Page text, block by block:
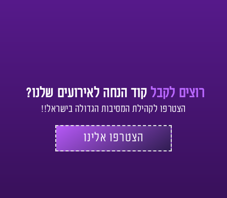
רוצים לקבל קוד הנחה לאירועים שלנו?
הצטרפו לקהילת המסיבות הגדולה בישראל!!
הצטרפו אלינו